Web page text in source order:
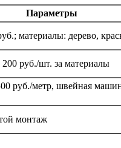
Параметры
материалы: дерево,
руб./шт. за материалы
руб./метр, швейная
монтаж